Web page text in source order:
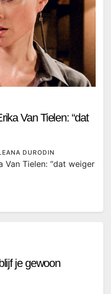
Van Tielen: “dat
DURODIN
Van Tielen: “dat weiger
je gewoon